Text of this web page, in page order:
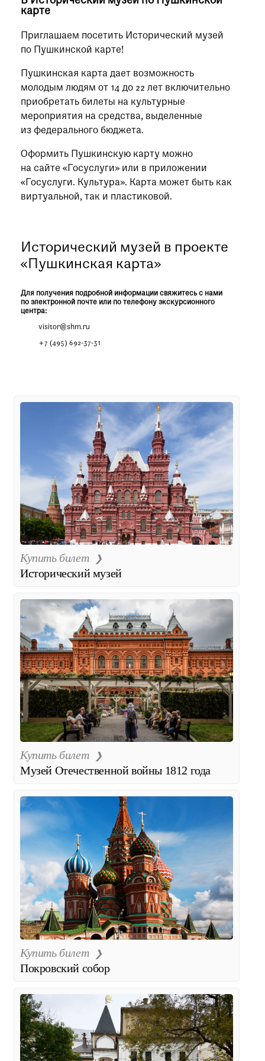
Опрос о качестве работы музея
Просим вас пройти опрос
мнение поможет нам стать лучше!
Пройти опрос
карте
Приглашаем посетить Исторический музей
по Пушкинской карте!
Пушкинская карта дает возможность
молодым людям от 14 до 22 лет включительно
приобретать билеты на культурные
мероприятия на средства, выделенные
из федерального бюджета.
Оформить Пушкинскую карту можно
на сайте «Госуслуги» или в приложении
«Госуслуги. Культура». Карта может быть как
виртуальной, так и пластиковой.
Исторический музей в проекте
«Пушкинская карта»
Для получения подробной информации свяжитесь с нами
по электронной почте или по телефону экскурсионного
центра:
visitor@shm.ru
+7 (495) 692-37-31
Купить билет
Исторический музей
Купить билет
Музей Отечественной войны 1812 года
Купить билет
Покровский собор